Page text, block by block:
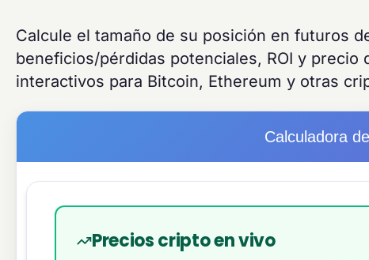
Calcule el tamaño de su posición en futuros
beneficios/pérdidas potenciales, ROI y
interactivos para Bitcoin, Ethereum y otras
Calculadora
Precios cripto en vivo